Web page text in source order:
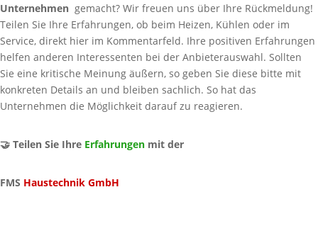
Unternehmen gemacht? Wir freuen uns über Ihre Rückmeldung!
Teilen Sie Ihre Erfahrungen, ob beim Heizen, Kühlen oder im
Service, direkt hier im Kommentarfeld. Ihre positiven Erfahrungen
helfen anderen Interessenten bei der Anbieterauswahl. Sollten
Sie eine kritische Meinung äußern, so geben Sie diese bitte mit
konkreten Details an und bleiben sachlich. So hat das
Unternehmen die Möglichkeit darauf zu reagieren.
🤝 Teilen Sie Ihre Erfahrungen mit der
FMS Haustechnik GmbH